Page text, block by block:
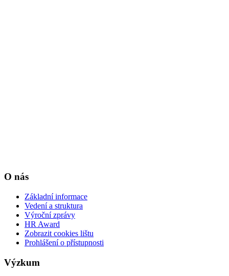
O nás
Základní informace
Vedení a struktura
Výroční zprávy
HR Award
Zobrazit cookies lištu
Prohlášení o přístupnosti
Výzkum